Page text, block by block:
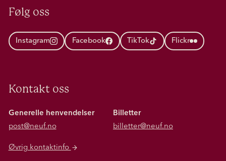
Følg oss
Instagram Facebook TikTok Flickr
Kontakt oss
Generelle henvendelser
post@neuf.no
Billetter
billetter@neuf.no
Øvrig kontaktinfo